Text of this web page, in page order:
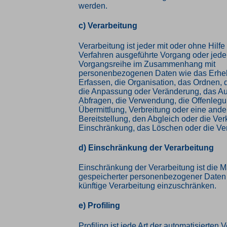
werden.
c) Verarbeitung
Verarbeitung ist jeder mit oder ohne
Verfahren ausgeführte Vorgang oder
Vorgangsreihe im Zusammenhang mit
personenbezogenen Daten wie das
Erfassen, die Organisation, das Ordnen,
die Anpassung oder Veränderung, das
Abfragen, die Verwendung, die
Übermittlung, Verbreitung oder eine
Bereitstellung, den Abgleich oder die
Einschränkung, das Löschen oder die
d) Einschränkung der Verarbeitung
Einschränkung der Verarbeitung ist die
gespeicherter personenbezogener
künftige Verarbeitung einzuschränken.
e) Profiling